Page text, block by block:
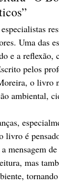
Uma das
e a reflexão,
pelos
o livro
ambiental,
livro é
mensagem
mas